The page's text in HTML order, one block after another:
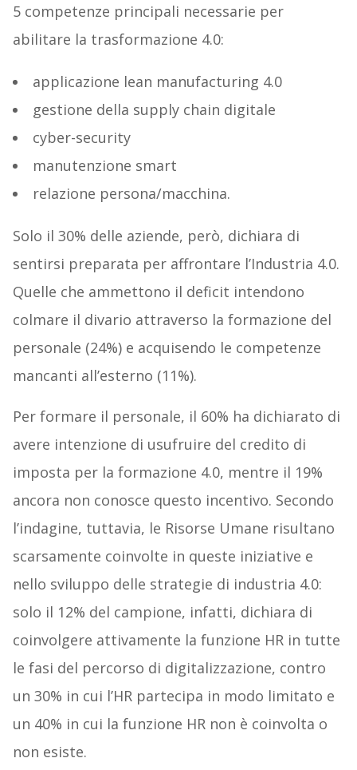
5 competenze principali necessarie per
abilitare la trasformazione 4.0:
applicazione lean manufacturing 4.0
gestione della supply chain digitale
cyber-security
manutenzione smart
relazione persona/macchina.
Solo il 30% delle aziende, però, dichiara di
sentirsi preparata per affrontare l’Industria 4.0.
Quelle che ammettono il deficit intendono
colmare il divario attraverso la formazione del
personale (24%) e acquisendo le competenze
mancanti all’esterno (11%).
Per formare il personale, il 60% ha dichiarato di
avere intenzione di usufruire del credito di
imposta per la formazione 4.0, mentre il 19%
ancora non conosce questo incentivo. Secondo
l’indagine, tuttavia, le Risorse Umane risultano
scarsamente coinvolte in queste iniziative e
nello sviluppo delle strategie di industria 4.0:
solo il 12% del campione, infatti, dichiara di
coinvolgere attivamente la funzione HR in tutte
le fasi del percorso di digitalizzazione, contro
un 30% in cui l’HR partecipa in modo limitato e
un 40% in cui la funzione HR non è coinvolta o
non esiste.